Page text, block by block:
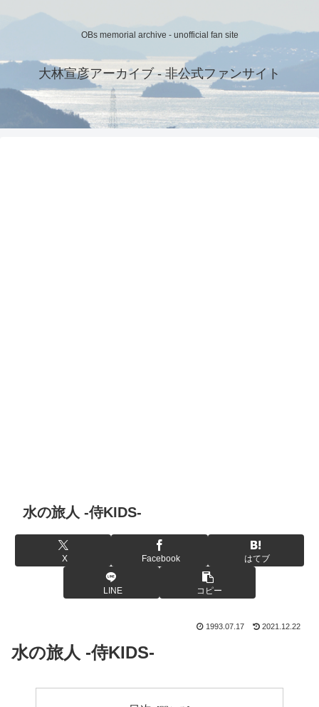
OBs memorial archive - unofficial fan site
大林宣彦アーカイブ - 非公式ファンサイト
水の旅人 -侍KIDS-
X Facebook はてブ
LINE コピー
1993.07.17 2021.12.22
水の旅人 -侍KIDS-